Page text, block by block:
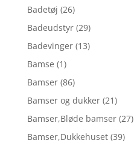
Badetøj (26)
Badeudstyr (29)
Badevinger (13)
Bamse (1)
Bamser (86)
Bamser og dukker (21)
Bamser,Bløde bamser (27)
Bamser,Dukkehuset (39)